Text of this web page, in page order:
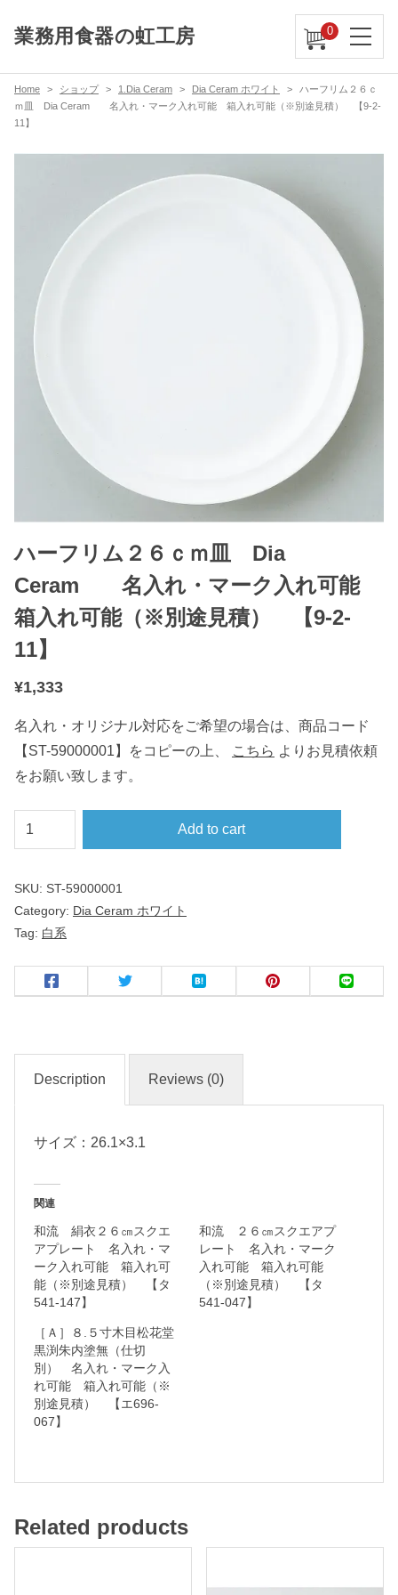
業務用食器の虹工房 0
Home ショップ 1.Dia Ceram Dia Ceram ホワイト
ハーフリム２６ｃ
ｍ皿 Dia Ceram 名入れ・マーク入れ可能 箱入れ可能（※別途見積） 【9-2-
11】
ハーフリム２６ｃｍ皿 Dia
Ceram 名入れ・マーク入れ可能
箱入れ可能（※別途見積） 【9-2-
11】
¥1,333
名入れ・オリジナル対応をご希望の場合は、商品コード
【ST-59000001】をコピーの上、
こちら よりお見積依頼
をお願い致します。
ハ
ー
リ
６
ｃ
入
れ
Add to cart
SKU: ST-59000001
Category: Dia Ceram ホワイト
Tag: 白系
Description Reviews (0)
サイズ：26.1×3.1
関連
和流 絹衣２６㎝スクエ
アプレート 名入れ・マ
ーク入れ可能 箱入れ可
能（※別途見積） 【タ
541-147】
和流 ２６㎝スクエアプ
レート 名入れ・マーク
入れ可能 箱入れ可能
（※別途見積） 【タ
541-047】
［Ａ］８.５寸木目松花堂
黒渕朱内塗無（仕切
別） 名入れ・マーク入
れ可能 箱入れ可能（※
別途見積） 【エ696-
067】
Related products